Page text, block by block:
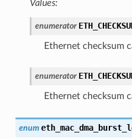
Values:
enumerator
Ethernet checksum
enumerator
Ethernet checksum
enum